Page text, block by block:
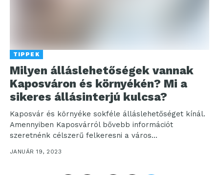
TIPPEK
Milyen álláslehetőségek vannak
Kaposváron és környékén? Mi a
sikeres állásinterjú kulcsa?
Kaposvár és környéke sokféle álláslehetőséget kínál.
Amennyiben Kaposvárról bővebb információt
szeretnénk célszerű felkeresni a város
honlapját: https://www.kaposvar.hu/hu/, ha
kifejezetten az álláslehetőségek érdekelnek érdemes
JANUÁR 19, 2023